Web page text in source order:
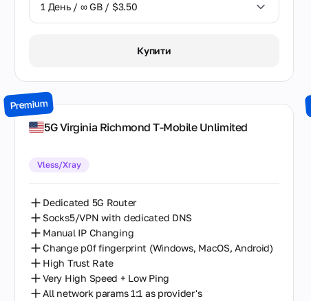
1 День / ∞ GB / $3.50
15 Днів / ∞ GB / $30.00
Купити
5G Virginia Richmond T-Mobile Unlimited
Premium
Vless/Xray
Dedicated 5G Router
Socks5/VPN with dedicated DNS
Manual IP Changing
Change p0f fingerprint (Windows, MacOS, Android)
High Trust Rate
Very High Speed + Low Ping
All network params 1:1 as provider's